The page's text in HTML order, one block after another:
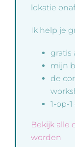
lokatie
Ik help je
gratis
mijn
de
1-op-
Bekijk alle
worden